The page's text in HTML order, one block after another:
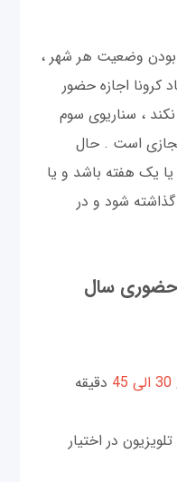
بودن وضعیت هر شهر ،
کرونا اجازه حضور
، سناریوی سوم
است . حال
یک هفته باشد و یا
شود و در
سال
30 الی 45
دقیقه
هر روز 4 کانال تلویزیون در اختیار